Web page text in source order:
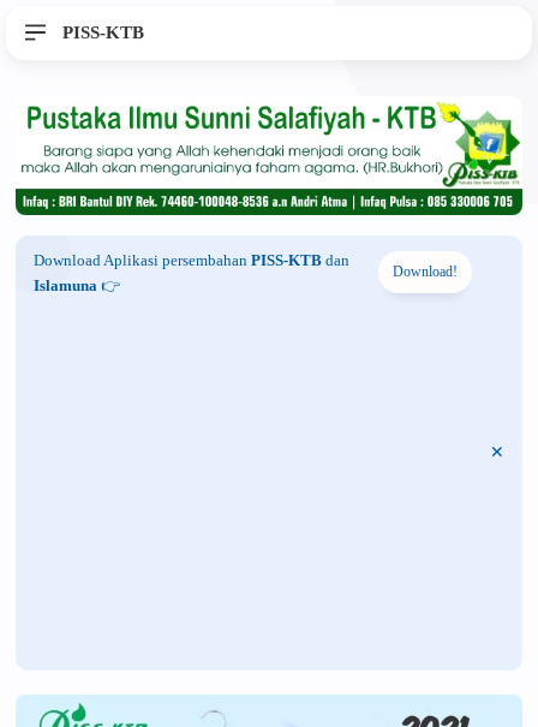
PISS-KTB
Download Aplikasi persembahan PISS-KTB dan
Islamuna 👉
Download!